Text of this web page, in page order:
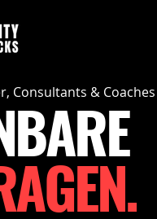
Consultants &